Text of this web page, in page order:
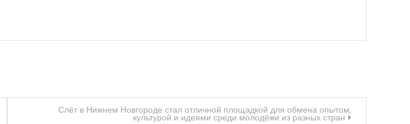
Слёт в Нижнем Новгороде стал отличной площадкой для обмена опытом,
культурой и идеями среди молодёжи из разных стран